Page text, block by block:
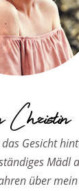
Gesicht
Mädl
über